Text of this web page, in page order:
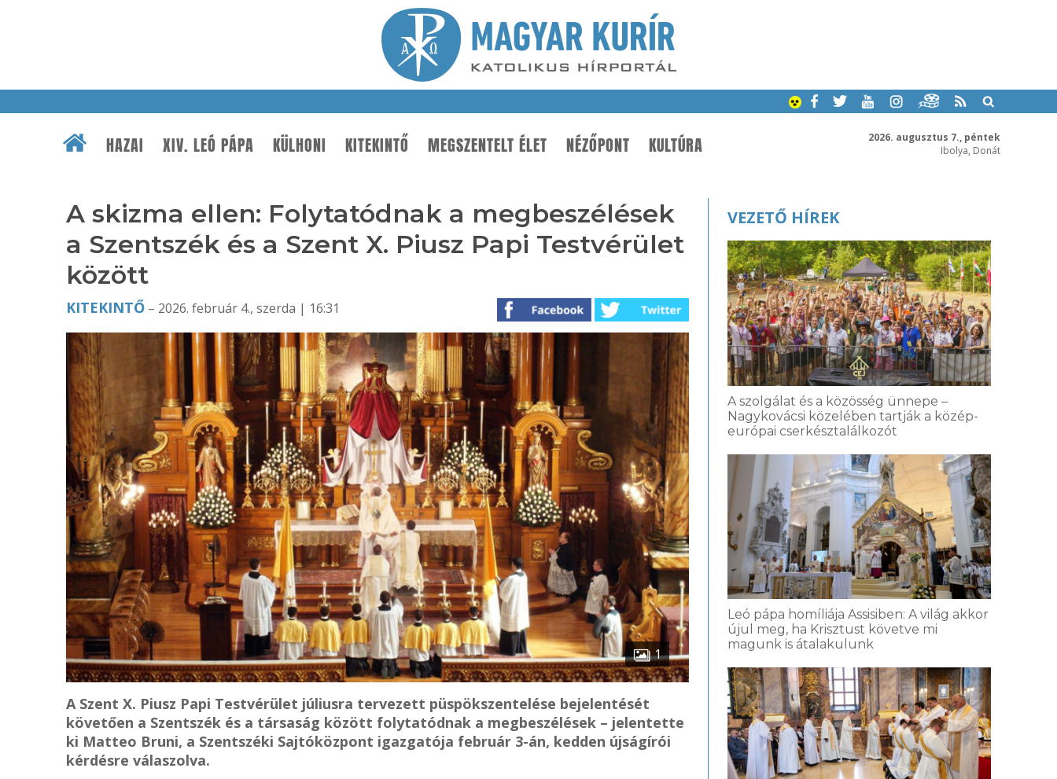
2026. augusztus 7., péntek
Ibolya, Donát
HAZAI XIV. LEÓ PÁPA KÜLHONI KITEKINTŐ MEGSZENTELT ÉLET NÉZŐPONT KULTÚRA
A skizma ellen: Folytatódnak a megbeszélések
a Szentszék és a Szent X. Piusz Papi Testvérület
között
KITEKINTŐ – 2026. február 4., szerda | 16:31
1
A Szent X. Piusz Papi Testvérület júliusra tervezett püspökszentelése bejelentését
követően a Szentszék és a társaság között folytatódnak a megbeszélések – jelentette
ki Matteo Bruni, a Szentszéki Sajtóközpont igazgatója február 3-án, kedden újságírói
kérdésre válaszolva.
VEZETŐ HÍREK
A szolgálat és a közösség ünnepe –
Nagykovácsi közelében tartják a közép-
európai cserkésztalálkozót
Leó pápa homíliája Assisiben: A világ akkor
újul meg, ha Krisztust követve mi
magunk is átalakulunk